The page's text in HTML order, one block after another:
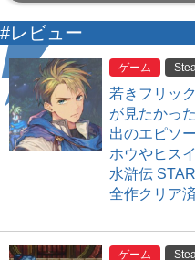
#レビュー
ゲーム
若きフリッ
が見たかっ
出のエピソ
ホウやヒス
水滸伝
全作クリア
ゲーム